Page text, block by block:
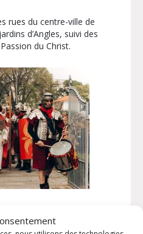
rues du centre-ville de
d’Angles, suivi des
du Christ.